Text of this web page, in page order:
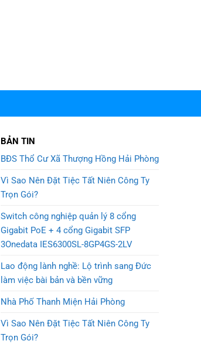
BẢN TIN
BĐS Thổ Cư Xã Thượng Hồng Hải Phòng
Vì Sao Nên Đặt Tiệc Tất Niên Công Ty
Trọn Gói?
Switch công nghiệp quản lý 8 cổng
Gigabit PoE + 4 cổng Gigabit SFP
3Onedata IES6300SL-8GP4GS-2LV
Lao động lành nghề: Lộ trình sang Đức
làm việc bài bản và bền vững
Nhà Phố Thanh Miện Hải Phòng
Vì Sao Nên Đặt Tiệc Tất Niên Công Ty
Trọn Gói?